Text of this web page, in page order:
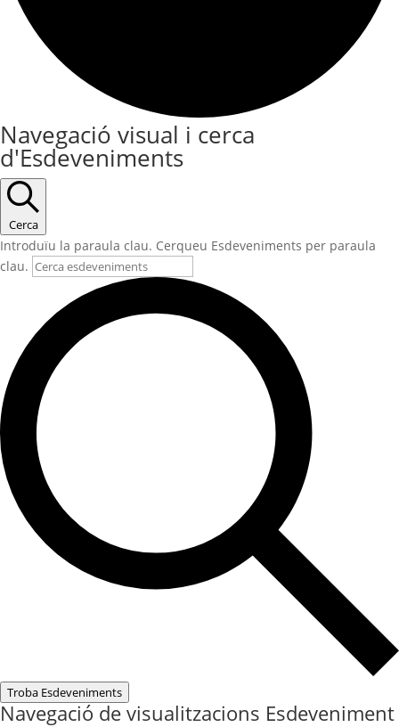
Navegació visual i cerca
d'Esdeveniments
Cerca
Introduïu la paraula clau. Cerqueu Esdeveniments per paraula
clau.
Troba Esdeveniments
Navegació de visualitzacions Esdeveniment